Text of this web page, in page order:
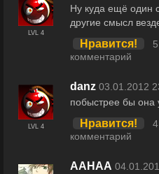
LVL 4
Ну куда ещё один
другие смысл
Нравится!
комментарий
LVL 4
danz 03.01.2012
побыстрее бы она
Нравится!
комментарий
AAHAA